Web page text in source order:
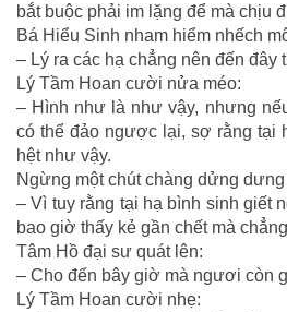
bắt buộc phải im lặng để mà chịu
Bá Hiểu Sinh nham hiểm nhếch
– Lý ra các hạ chẳng nên đến đây
Lý Tầm Hoan cười nửa méo:
– Hình như là như vậy, nhưng
có thể đảo ngược lại, sợ rằng tại
hệt như vậy.
Ngừng một chút chàng dửng
– Vì tuy rằng tại hạ bình sinh giết
bao giờ thấy kẻ gần chết mà
Tâm Hồ đại sư quát lên:
– Cho đến bây giờ mà ngươi còn
Lý Tầm Hoan cười nhẹ: